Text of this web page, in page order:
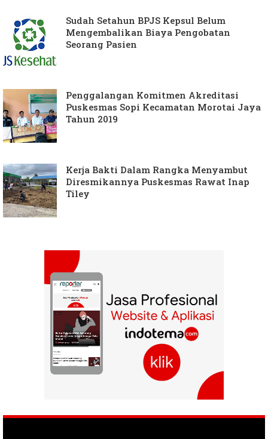
Sudah Setahun BPJS Kepsul Belum
Mengembalikan Biaya Pengobatan
Seorang Pasien
Penggalangan Komitmen Akreditasi
Puskesmas Sopi Kecamatan Morotai Jaya
Tahun 2019
Kerja Bakti Dalam Rangka Menyambut
Diresmikannya Puskesmas Rawat Inap
Tiley